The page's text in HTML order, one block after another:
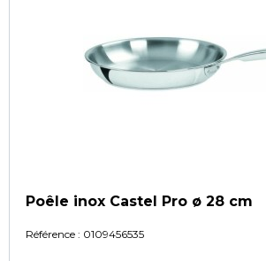
Poêle inox Castel Pro ø 28 cm
Référence : 0109456535